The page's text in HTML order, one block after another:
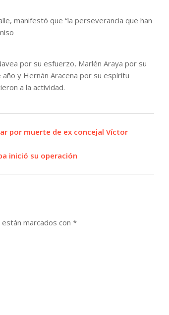
manifestó que “la perseverancia que han
por su esfuerzo, Marlén Araya por su
y Hernán Aracena por su espíritu
a la actividad.
por muerte de ex concejal Víctor
inició su operación
marcados con *